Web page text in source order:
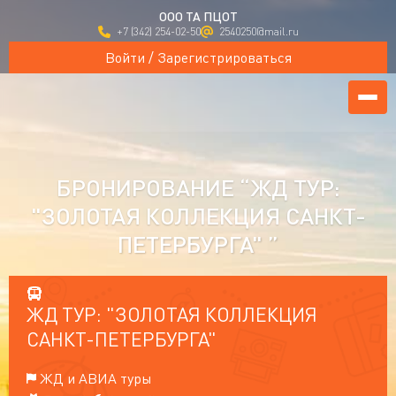
ООО ТА ПЦОТ
+7 (342) 254-02-50 2540250@mail.ru
Войти / Зарегистрироваться
БРОНИРОВАНИЕ “ЖД ТУР:
"ЗОЛОТАЯ КОЛЛЕКЦИЯ САНКТ-
ПЕТЕРБУРГА" ”
ЖД ТУР: "ЗОЛОТАЯ КОЛЛЕКЦИЯ
САНКТ-ПЕТЕРБУРГА"
ЖД и АВИА туры